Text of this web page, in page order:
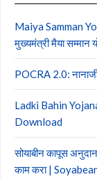
Maiya Samman
मुख्यमंत्री मैया सम्मान
POCRA 2.0:
Ladki Bahin
Download
सोयाबीन कापूस
काम करा |